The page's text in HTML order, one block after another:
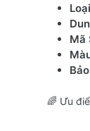
Mã
🌈 Ưu